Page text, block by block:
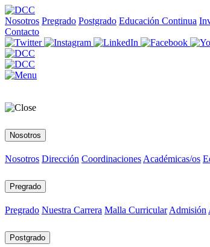
Nosotros Pregrado Postgrado Educación Continua
Contacto
Nosotros
Nosotros Dirección Coordinaciones Académicas/os
Pregrado
Pregrado Nuestra Carrera Malla Curricular Admisión
Postgrado